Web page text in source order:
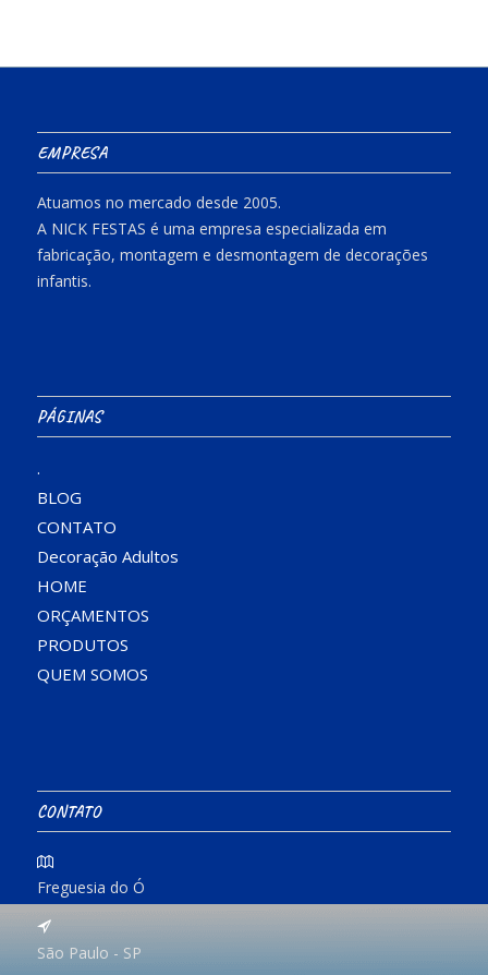
EMPRESA
Atuamos no mercado desde 2005.
A NICK FESTAS é uma empresa especializada em
fabricação, montagem e desmontagem de decorações
infantis.
PÁGINAS
.
BLOG
CONTATO
Decoração Adultos
HOME
ORÇAMENTOS
PRODUTOS
QUEM SOMOS
CONTATO
Freguesia do Ó
São Paulo - SP